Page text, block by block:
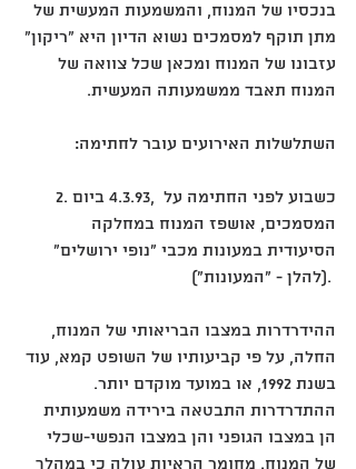
בנכסיו של המנוח, והמשמעות המעשית של
מתן תוקף למסמכים נשוא הדיון היא "ריקון"
עזבונו של המנוח ומכאן שכל צוואה של
המנוח תאבד ממשמעותה המעשית.
השתלשלות האירועים עובר לחתימה:
‎2. ביום ‎4.3.93, כשבוע לפני החתימה על
המסמכים, אושפז המנוח במחלקה
הסיעודית במעונות מכבי "נופי ירושלים"
(להלן - "המעונות").
ההידרדרות במצבו הבריאותי של המנוח,
החלה, על פי קביעותיו של השופט קמא, עוד
בשנת ‎1992, או במועד מוקדם יותר.
ההתדרדרות התבטאה בירידה משמעותית
הן במצבו הגופני והן במצבו הנפשי-שכלי
של המנוח. מחומר הראיות עולה כי במהלך